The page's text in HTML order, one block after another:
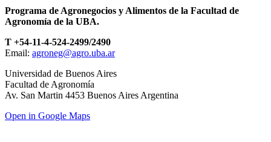
Programa de Agronegocios y Alimentos de la Facultad de
Agronomía de la UBA.
T +54-11-4-524-2499/2490
Email: agroneg@agro.uba.ar
Universidad de Buenos Aires
Facultad de Agronomía
Av. San Martin 4453 Buenos Aires Argentina
Open in Google Maps